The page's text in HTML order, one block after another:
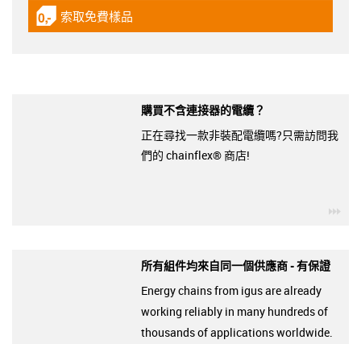
igus-icon-gratismuster
索取免費樣品
購買不含連接器的電纜？
正在尋找一款非裝配電纜嗎?只需訪問我
們的 chainflex® 商店!
所有組件均來自同一個供應商 - 有保證
Energy chains from igus are already
working reliably in many hundreds of
thousands of applications worldwide.